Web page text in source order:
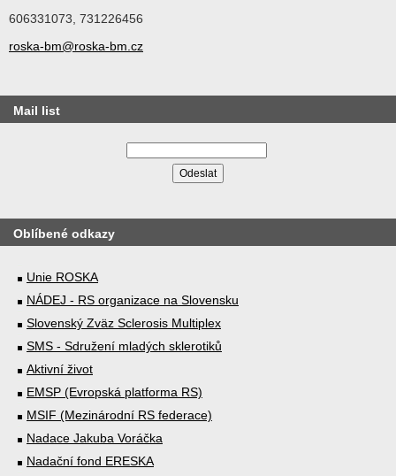
606331073, 731226456
roska-bm@roska-bm.cz
Mail list
Oblíbené odkazy
Unie ROSKA
NÁDEJ - RS organizace na Slovensku
Slovenský Zväz Sclerosis Multiplex
SMS - Sdružení mladých sklerotiků
Aktivní život
EMSP (Evropská platforma RS)
MSIF (Mezinárodní RS federace)
Nadace Jakuba Voráčka
Nadační fond ERESKA